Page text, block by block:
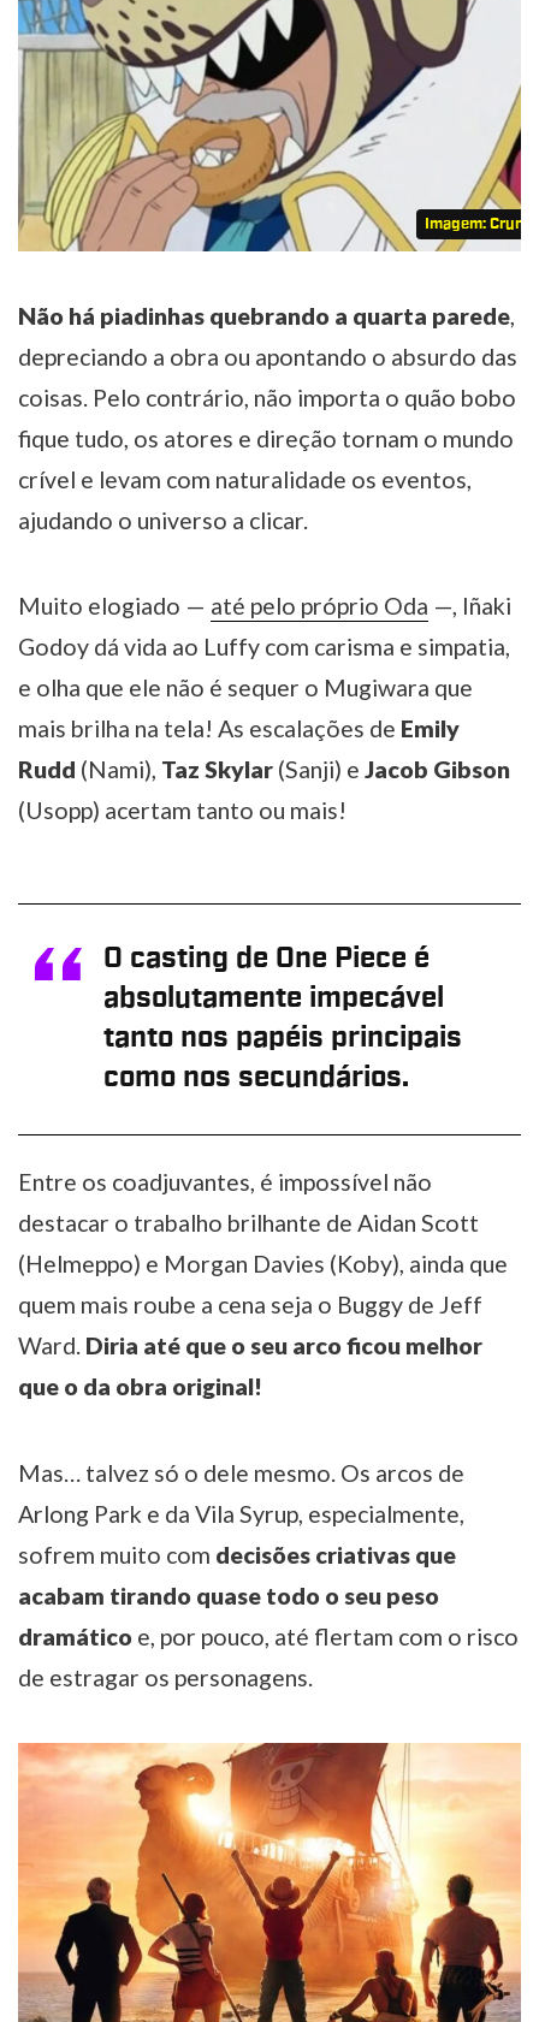
Imagem:
Não há piadinhas quebrando a quarta parede,
depreciando a obra ou apontando o absurdo das
coisas. Pelo contrário, não importa o quão bobo
fique tudo, os atores e direção tornam o mundo
crível e levam com naturalidade os eventos,
ajudando o universo a clicar.
Muito elogiado — até pelo próprio Oda —, Iñaki
Godoy dá vida ao Luffy com carisma e simpatia,
e olha que ele não é sequer o Mugiwara que
mais brilha na tela! As escalações de Emily
Rudd (Nami), Taz Skylar (Sanji) e Jacob Gibson
(Usopp) acertam tanto ou mais!
O casting de One Piece é
absolutamente impecável
tanto nos papéis principais
como nos secundários.
Entre os coadjuvantes, é impossível não
destacar o trabalho brilhante de Aidan Scott
(Helmeppo) e Morgan Davies (Koby), ainda que
quem mais roube a cena seja o Buggy de Jeff
Ward. Diria até que o seu arco ficou melhor
que o da obra original!
Mas… talvez só o dele mesmo. Os arcos de
Arlong Park e da Vila Syrup, especialmente,
sofrem muito com decisões criativas que
acabam tirando quase todo o seu peso
dramático e, por pouco, até flertam com o risco
de estragar os personagens.